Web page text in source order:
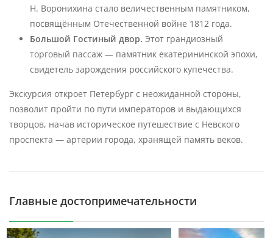
Н. Воронихина стало величественным памятником,
посвящённым Отечественной войне 1812 года.
Большой Гостиный двор. Этот грандиозный
торговый пассаж — памятник екатерининской эпохи,
свидетель зарождения российского купечества.
Экскурсия откроет Петербург с неожиданной стороны,
позволит пройти по пути императоров и выдающихся
творцов, начав историческое путешествие с Невского
проспекта — артерии города, хранящей память веков.
Главные достопримечательности